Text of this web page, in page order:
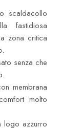
scaldacollo
fastidiosa
zona critica
senza che
membrana
molto
logo azzurro